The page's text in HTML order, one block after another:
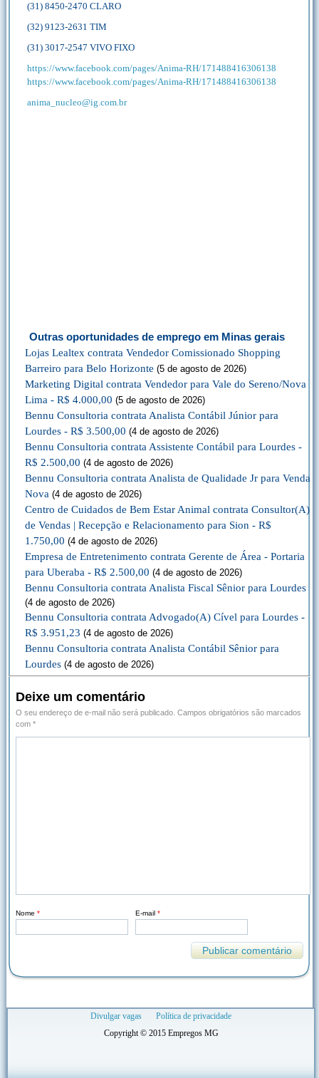
(31) 8450-2470 CLARO
(32) 9123-2631 TIM
(31) 3017-2547 VIVO FIXO
https://www.facebook.com/pages/Anima-RH/171488416306138
https://www.facebook.com/pages/Anima-RH/171488416306138
anima_nucleo@ig.com.br
Outras oportunidades de emprego em Minas gerais
Lojas Lealtex contrata Vendedor Comissionado Shopping
Barreiro para Belo Horizonte (5 de agosto de 2026)
Marketing Digital contrata Vendedor para Vale do Sereno/Nova
Lima - R$ 4.000,00 (5 de agosto de 2026)
Bennu Consultoria contrata Analista Contábil Júnior para
Lourdes - R$ 3.500,00 (4 de agosto de 2026)
Bennu Consultoria contrata Assistente Contábil para Lourdes -
R$ 2.500,00 (4 de agosto de 2026)
Bennu Consultoria contrata Analista de Qualidade Jr para Venda
Nova (4 de agosto de 2026)
Centro de Cuidados de Bem Estar Animal contrata Consultor(A)
de Vendas | Recepção e Relacionamento para Sion - R$
1.750,00 (4 de agosto de 2026)
Empresa de Entretenimento contrata Gerente de Área - Portaria
para Uberaba - R$ 2.500,00 (4 de agosto de 2026)
Bennu Consultoria contrata Analista Fiscal Sênior para Lourdes
(4 de agosto de 2026)
Bennu Consultoria contrata Advogado(A) Cível para Lourdes -
R$ 3.951,23 (4 de agosto de 2026)
Bennu Consultoria contrata Analista Contábil Sênior para
Lourdes (4 de agosto de 2026)
Deixe um comentário
O seu endereço de e-mail não será publicado. Campos obrigatórios são marcados
com *
Nome * E-mail *
Divulgar vagas
Política de privacidade
Copyright © 2015 Empregos MG